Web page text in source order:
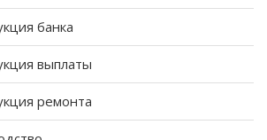
банка
выплаты
ремонта